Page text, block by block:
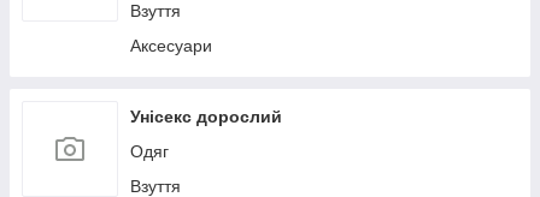
Взуття
Аксесуари
Унісекс дорослий
Одяг
Взуття